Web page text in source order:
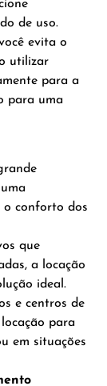
de uso.
evita o
utilizar
para a
para uma
conforto dos
que
a locação
ideal.
e centros de
para
em situações